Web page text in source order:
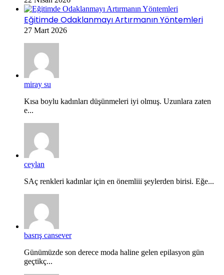
Eğitimde Odaklanmayı Artırmanın Yöntemleri
27 Mart 2026
miray su
Kısa boylu kadınları düşünmeleri iyi olmuş. Uzunlara zaten
e...
ceylan
SAç renkleri kadınlar için en önemliii şeylerden birisi. Eğe...
basrış cansever
Günümüzde son derece moda haline gelen epilasyon gün
geçtikç...